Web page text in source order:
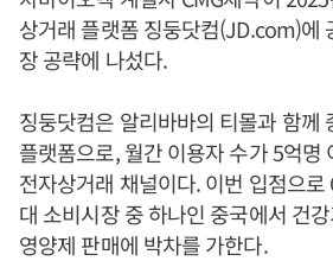
상거래 플랫폼 징둥닷컴(JD.com)에
장 공략에 나섰다.
징둥닷컴은 알리바바의 티몰과 함께
플랫폼으로, 월간 이용자 수가 5억명
전자상거래 채널이다. 이번 입점으로
대 소비시장 중 하나인 중국에서 건
영양제 판매에 박차를 가한다.